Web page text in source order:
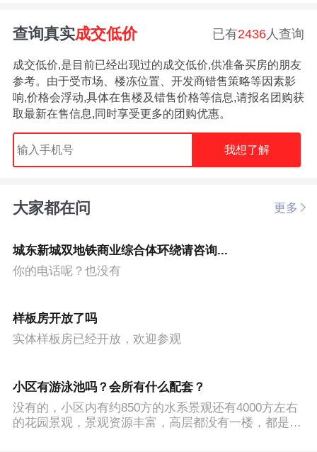
查询真实成交低价 已有2436 人查询
成交低价,是目前已经出现过的成交低价,供准备买房的朋友
参考。由于受市场、楼冻位置、开发商错售策略等因素影
响,价格会浮动,具体在售楼及错售价格等信息,请报名团购获
取最新在售信息,同时享受更多的团购优惠。
我想了解
大家都在问 更多
城东新城双地铁商业综合体环绕请咨询...
你的电话呢？也没有
样板房开放了吗
实体样板房已经开放，欢迎参观
小区有游泳池吗？会所有什么配套？
没有的，小区内有约850方的水系景观还有4000方左右
的花园景观，景观资源丰富，高层都没有一楼，都是4.